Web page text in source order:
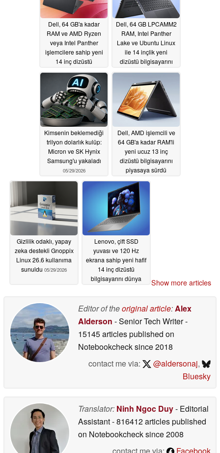
Dell, 64 GB'a kadar
RAM ve AMD Ryzen
veya Intel Panther
işlemcilere sahip yeni
14 inç dizüstü
piyasaya sürdü
05/29/2026
Dell, 64 GB LPCAMM2
RAM, Intel Panther
Lake ve Ubuntu Linux
ile 14 inçlik yeni
dizüstü bilgisayarını
piyasaya sürdü
05/29/2026
Kimsenin beklemediği
trilyon dolarlık kulüp:
Micron ve SK Hynix
Samsung'u yakaladı
05/29/2026
Dell, AMD işlemcili ve
64 GB'a kadar RAM'li
yeni ucuz 13 inç
dizüstü bilgisayarını
piyasaya sürdü
05/29/2026
Gizlilik odaklı, yapay
zeka destekli Gnoppix
Linux 26.6 kullanıma
sunuldu 05/29/2026
Lenovo, çift SSD
yuvası ve 120 Hz
ekrana sahip yeni hafif
14 inç dizüstü
bilgisayarını dünya
Show more articles
Editor of theoriginal article:Alex
Alderson - Senior Tech Writer-
15145 articles published on
Notebookchecksince 2018
contact me via:
@aldersonaj,
Bluesky
Translator: Ninh Ngoc Duy- Editorial
Assistant- 816412 articles published
on Notebookchecksince 2008
contact me via:
Facebook